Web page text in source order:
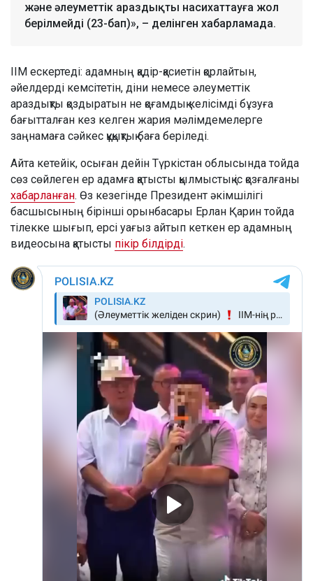
және әлеуметтік араздықты насихаттауға жол
берілмейді (23-бап)», – делінген хабарламада.
ІІМ ескертеді: адамның қадір-қасиетін қорлайтын,
әйелдерді кемсітетін, діни немесе әлеуметтік
араздықты қоздыратын не қоғамдық келісімді бұзуға
бағытталған кез келген жария мәлімдемелерге
заңнамаға сәйкес құқықтық баға беріледі.
Айта кетейік, осыған дейін Түркістан облысында тойда
сөз сөйлеген ер адамға қатысты қылмыстық іс қозғалғаны
хабарланған. Өз кезегінде Президент әкімшілігі
басшысының бірінші орынбасары Ерлан Қарин тойда
тілекке шығып, ерсі уағыз айтып кеткен ер адамның
видеосына қатысты пікір білдірді.